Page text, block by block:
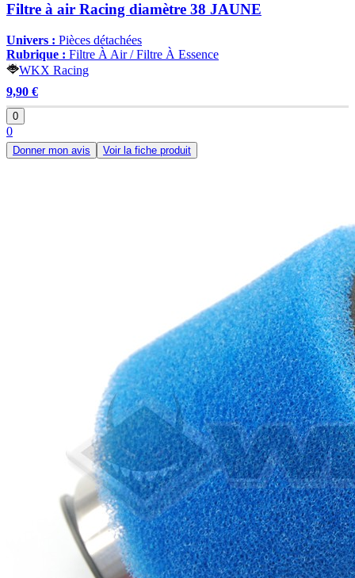
Filtre à air Racing diamètre 38 JAUNE
Univers : Pièces détachées
Rubrique : Filtre À Air / Filtre À Essence
WKX Racing
9,90 €
0
0
Donner mon avis Voir la fiche produit